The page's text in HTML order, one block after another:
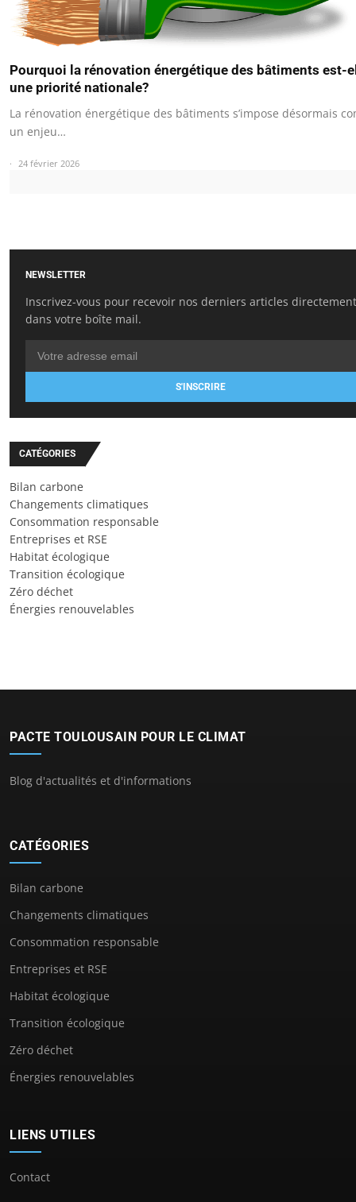
Pourquoi la rénovation énergétique des bâtiments est-
une priorité nationale?
La rénovation énergétique des bâtiments s’impose désormais
un enjeu…
24 février 2026
NEWSLETTER
Inscrivez-vous pour recevoir nos derniers articles directement
dans votre boîte mail.
S'INSCRIRE
CATÉGORIES
Bilan carbone
Changements climatiques
Consommation responsable
Entreprises et RSE
Habitat écologique
Transition écologique
Zéro déchet
Énergies renouvelables
PACTE TOULOUSAIN POUR LE CLIMAT
Blog d'actualités et d'informations
CATÉGORIES
Bilan carbone
Changements climatiques
Consommation responsable
Entreprises et RSE
Habitat écologique
Transition écologique
Zéro déchet
Énergies renouvelables
LIENS UTILES
Contact